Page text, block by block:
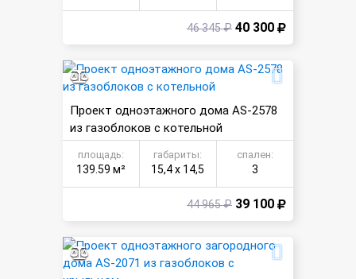
46 345 ₽ 40 300
Проект одноэтажного дома AS-2578
из газоблоков с котельной
площадь:
139.59 м²
габариты:
15,4 х 14,5
спален:
3
44 965 ₽ 39 100